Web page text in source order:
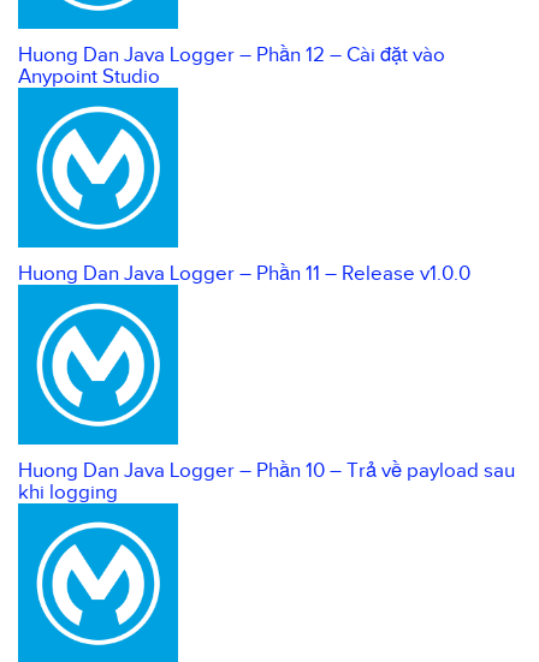
Huong Dan Java Logger – Phần 12 – Cài đặt vào
Anypoint Studio
Huong Dan Java Logger – Phần 11 – Release v1.0.0
Huong Dan Java Logger – Phần 10 – Trả về payload sau
khi logging